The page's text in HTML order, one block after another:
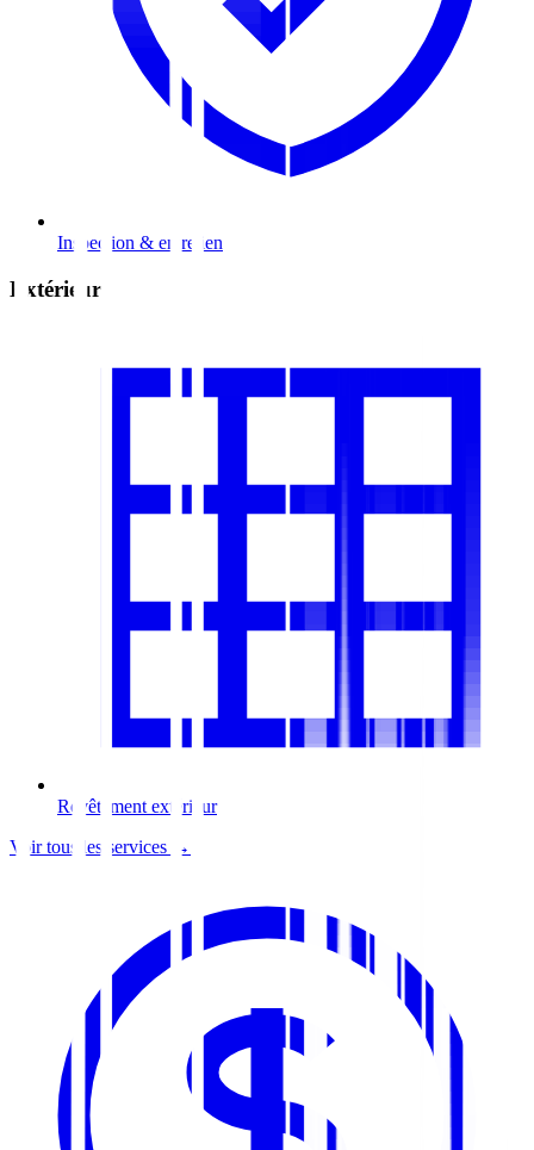
Inspection & entretien
Extérieur
Revêtement extérieur
Voir tous les services →